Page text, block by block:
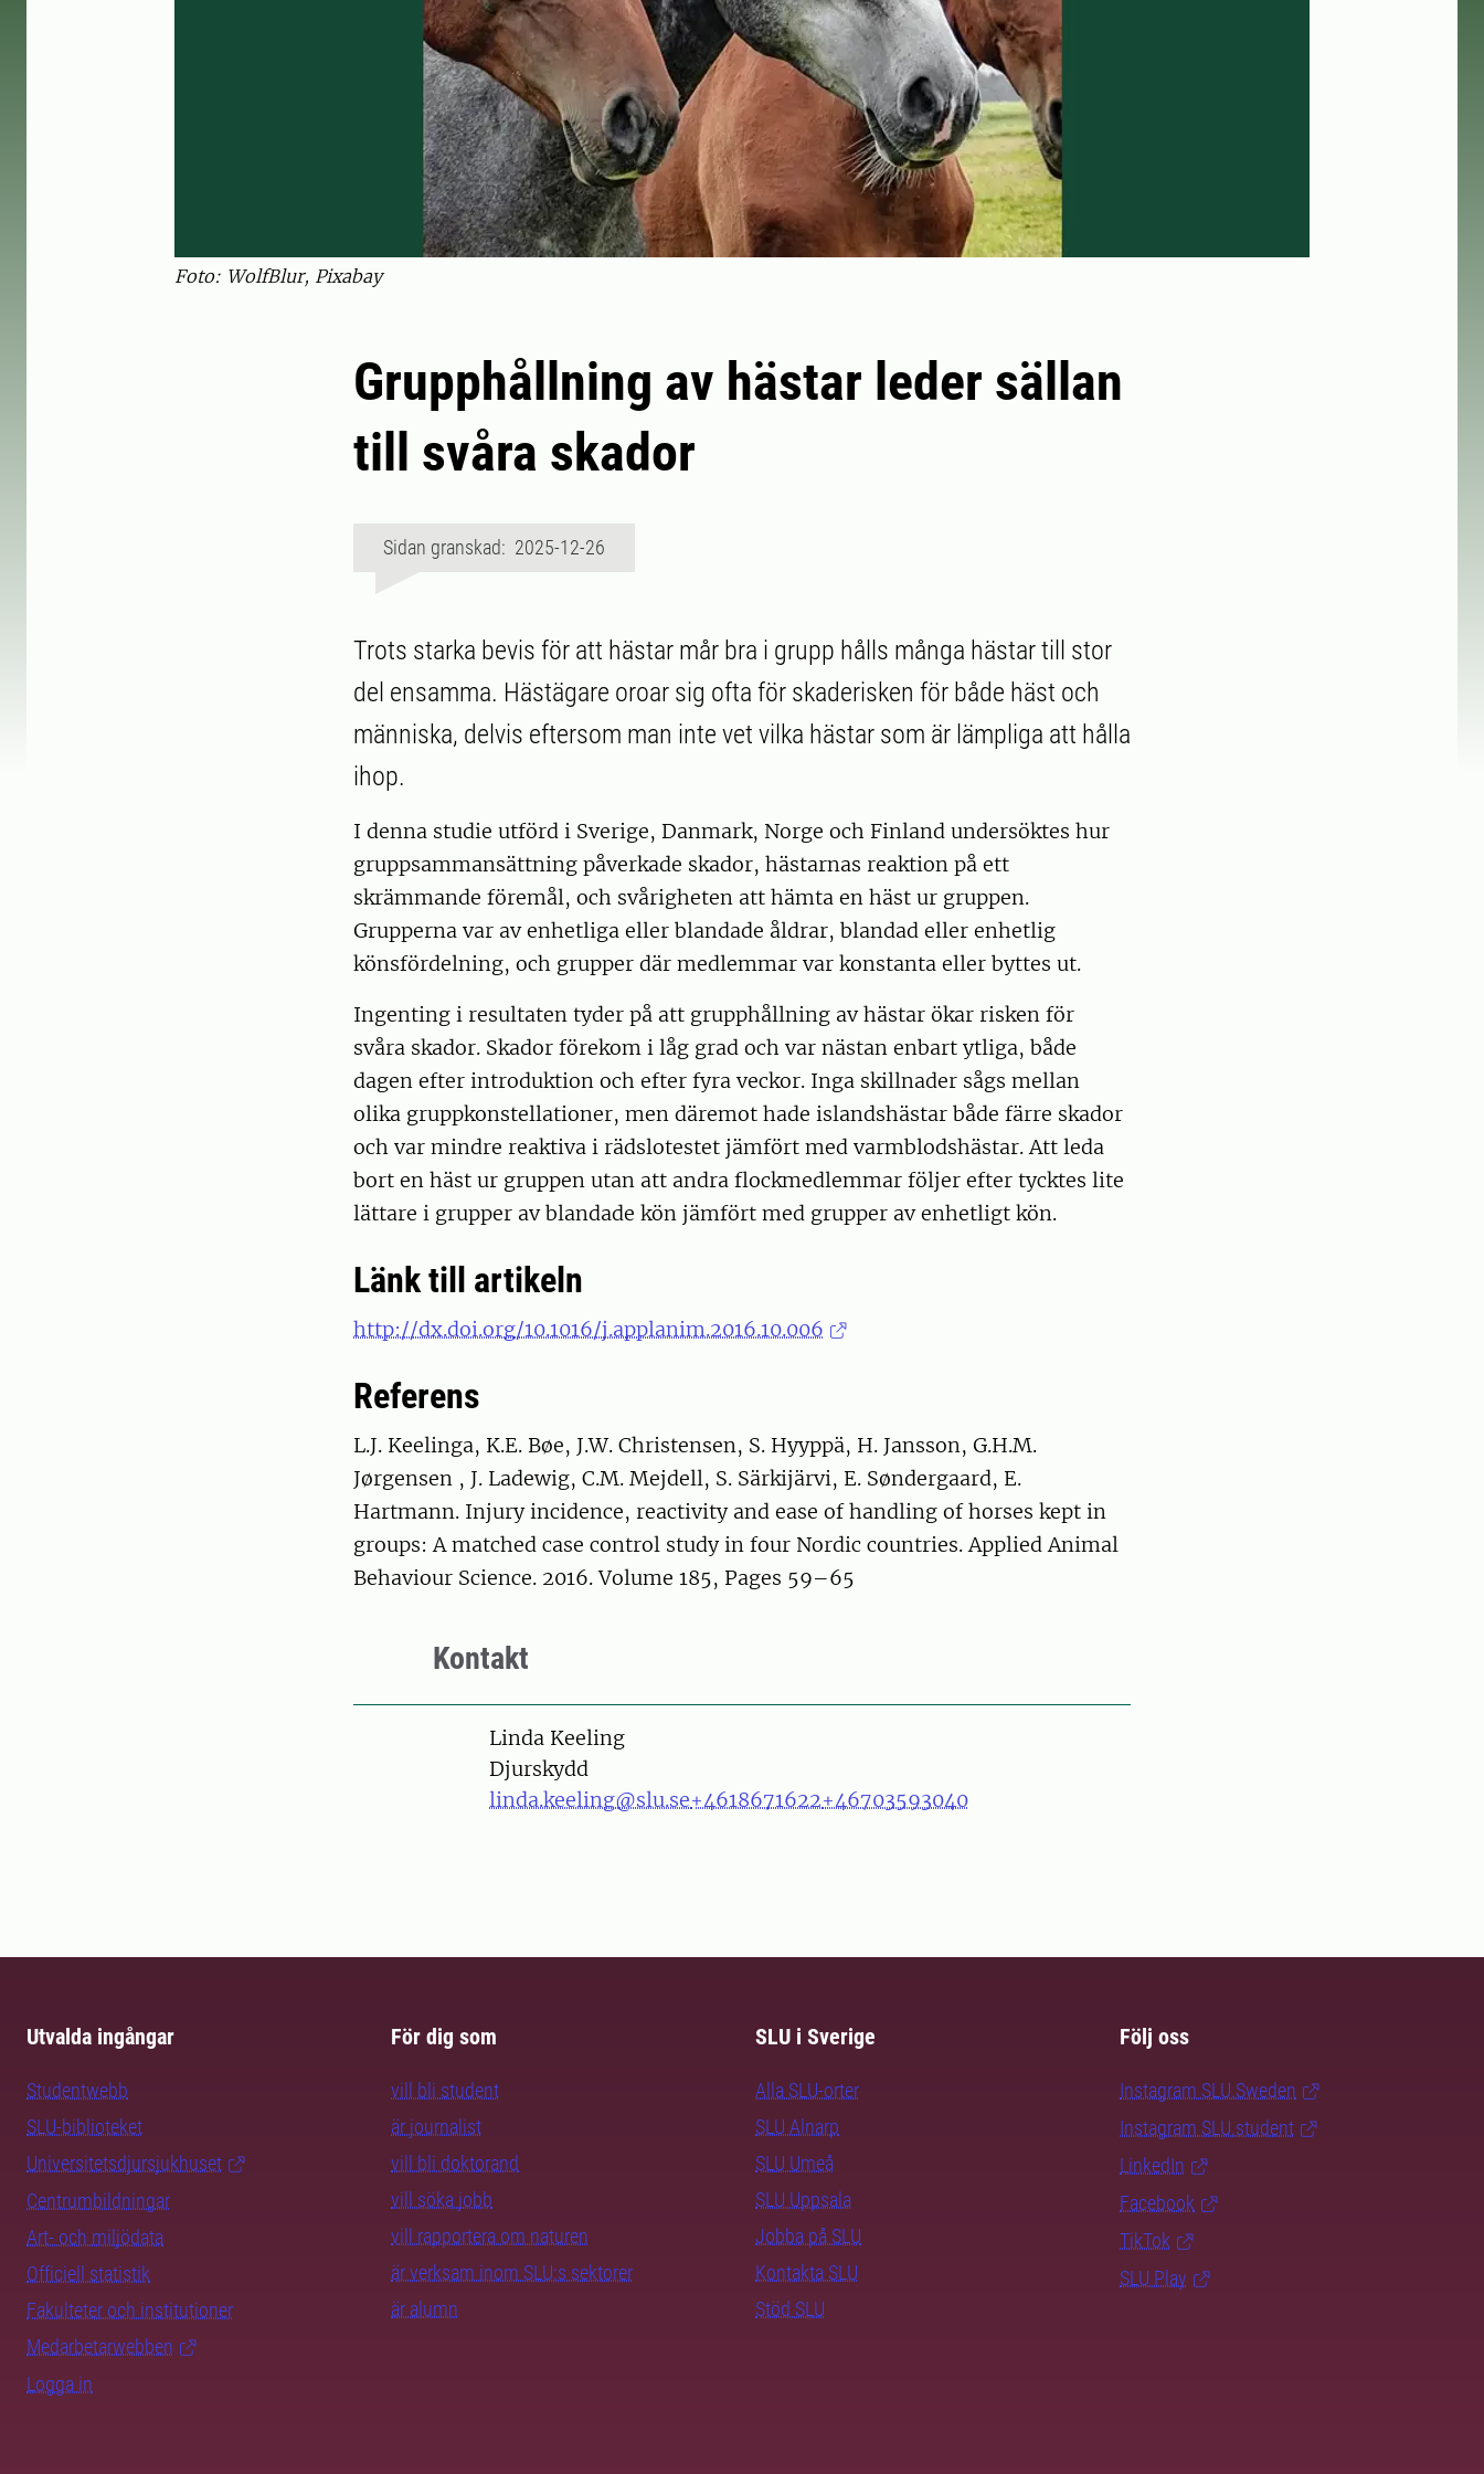
Foto: WolfBlur, Pixabay
Grupphållning av hästar leder sällan
till svåra skador
Sidan granskad: 2025-12-26
Trots starka bevis för att hästar mår bra i grupp hålls många hästar till stor
del ensamma. Hästägare oroar sig ofta för skaderisken för både häst och
människa, delvis eftersom man inte vet vilka hästar som är lämpliga att hålla
ihop.
I denna studie utförd i Sverige, Danmark, Norge och Finland undersöktes hur
gruppsammansättning påverkade skador, hästarnas reaktion på ett
skrämmande föremål, och svårigheten att hämta en häst ur gruppen.
Grupperna var av enhetliga eller blandade åldrar, blandad eller enhetlig
könsfördelning, och grupper där medlemmar var konstanta eller byttes ut.
Ingenting i resultaten tyder på att grupphållning av hästar ökar risken för
svåra skador. Skador förekom i låg grad och var nästan enbart ytliga, både
dagen efter introduktion och efter fyra veckor. Inga skillnader sågs mellan
olika gruppkonstellationer, men däremot hade islandshästar både färre skador
och var mindre reaktiva i rädslotestet jämfört med varmblodshästar. Att leda
bort en häst ur gruppen utan att andra flockmedlemmar följer efter tycktes lite
lättare i grupper av blandade kön jämfört med grupper av enhetligt kön.
Länk till artikeln
http://dx.doi.org/10.1016/j.applanim.2016.10.006
Referens
L.J. Keelinga, K.E. Bøe, J.W. Christensen, S. Hyyppä, H. Jansson, G.H.M.
Jørgensen , J. Ladewig, C.M. Mejdell, S. Särkijärvi, E. Søndergaard, E.
Hartmann. Injury incidence, reactivity and ease of handling of horses kept in
groups: A matched case control study in four Nordic countries. Applied Animal
Behaviour Science. 2016. Volume 185, Pages 59–65
Kontakt
PersonLinda Keeling
Djurskydd
linda.keeling@slu.se+4618671622+46703593040
Utvalda ingångar
Studentwebb
SLU-biblioteket
Universitetsdjursjukhuset
Centrumbildningar
Art- och miljödata
Officiell statistik
Fakulteter och institutioner
Medarbetarwebben
Logga in
För dig som
vill bli student
är journalist
vill bli doktorand
vill söka jobb
vill rapportera om naturen
är verksam inom SLU:s sektorer
är alumn
SLU i Sverige
Alla SLU-orter
SLU Alnarp
SLU Umeå
SLU Uppsala
Jobba på SLU
Kontakta SLU
Stöd SLU
Följ oss
Instagram SLU.Sweden
Instagram SLU.student
LinkedIn
Facebook
TikTok
SLU Play